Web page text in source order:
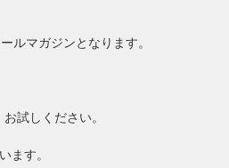
ルマガジンとなります。
試しください。
ます。